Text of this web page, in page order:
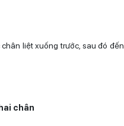
liệt xuống trước, sau đó đến
chân